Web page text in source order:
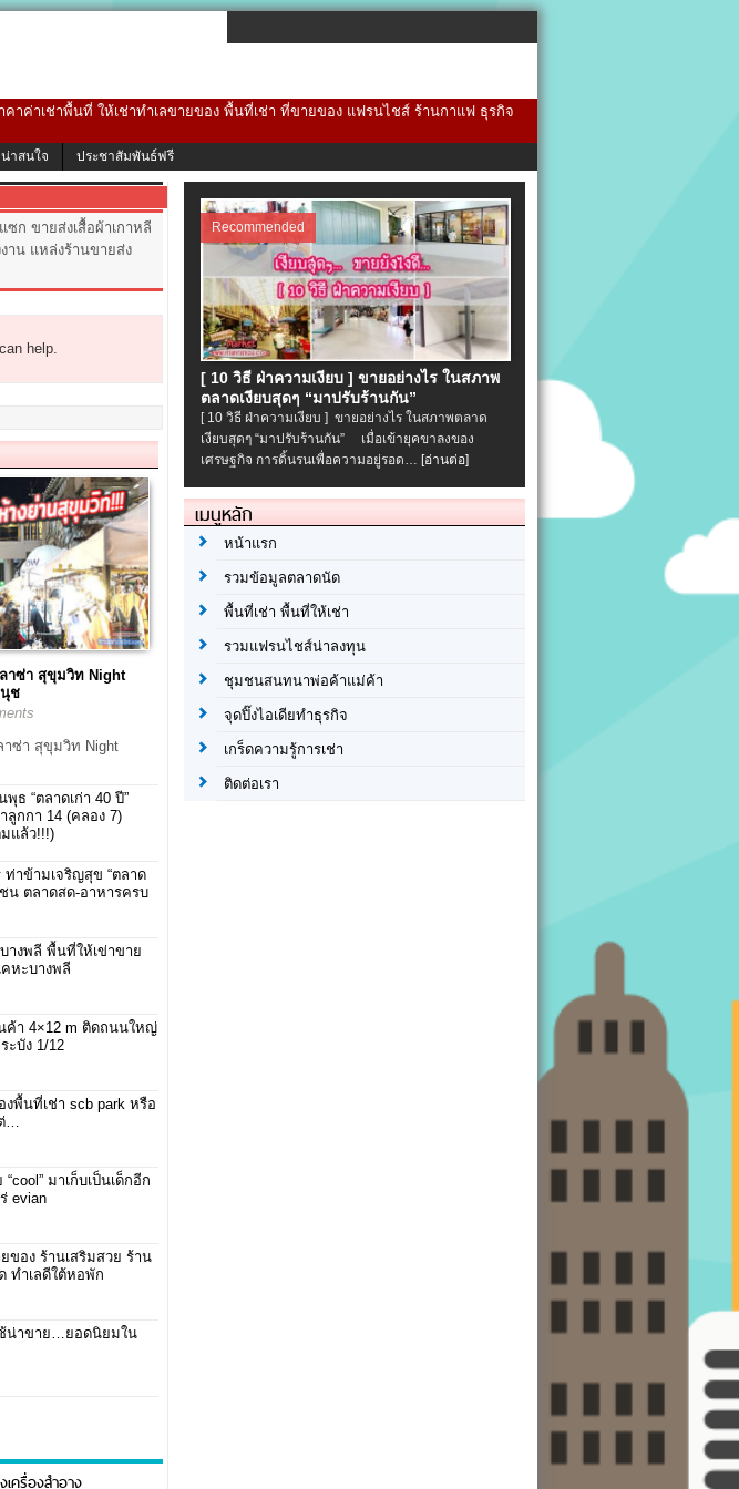
ค่าเช่าพื้นที่ ให้เช่าทำเลขายของ พื้นที่เช่า ที่ขายของ แฟรนไชส์ ร้านกาแฟ ธุรกิจ
าสนใจ ประชาสัมพันธ์ฟรี
ก ขายส่งเสื้อผ้าเกาหลี
าน แหล่งร้านขายส่ง
help.
าซ่า สุขุมวิท Night
ช
าซ่า สุขุมวิท Night
ธ “ตลาดเก่า 40 ปี”
ลูกกา 14 (คลอง 7)
แล้ว!!!)
ท่าข้ามเจริญสุข “ตลาด
ตลาดสด-อาหารครบ
างพลี พื้นที่ให้เข่าขาย
หะบางพลี
ค้า 4×12 m ติดถนนใหญ่
ะบัง 1/12
งพื้นที่เช่า scb park หรือ
…
มาเก็บเป็นเด็กอีก
evian
ของ ร้านเสริมสวย ร้าน
ทำเลดีใต้หอพัก
น่าขาย…ยอดนิยมใน
เครื่องสำอาง
Recommended
[ 10 วิธี ฝ่าความเงียบ ] ขายอย่างไร ในสภาพ
ตลาดเงียบสุดๆ “มาปรับร้านกัน”
[ 10 วิธี ฝ่าความเงียบ ] ขายอย่างไร ในสภาพตลาด
เงียบสุดๆ “มาปรับร้านกัน” เมื่อเข้ายุคขาลงของ
เศรษฐกิจ การดิ้นรนเพื่อความอยู่รอด… [อ่านต่อ]
เมนูหลัก
หน้าแรก
รวมข้อมูลตลาดนัด
พื้นที่เช่า พื้นที่ให้เช่า
รวมแฟรนไชส์น่าลงทุน
ชุมชนสนทนาพ่อค้าแม่ค้า
จุดปิ๊งไอเดียทำธุรกิจ
เกร็ดความรู้การเช่า
ติดต่อเรา